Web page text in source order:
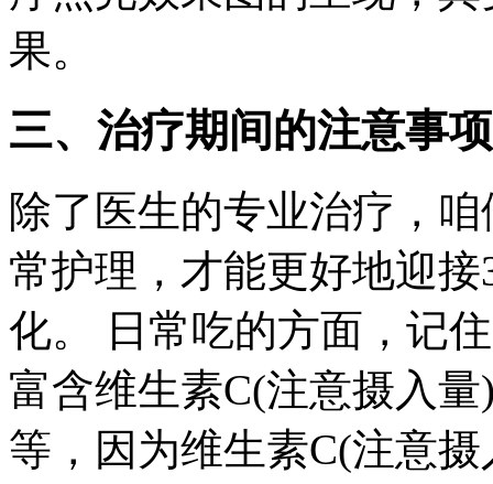
果。
三、治疗期间的注意事
除了医生的专业治疗，
常护理，才能更好地迎
化。 日常吃的方面，记
富含维生素C(注意摄入
等，因为维生素C(注意